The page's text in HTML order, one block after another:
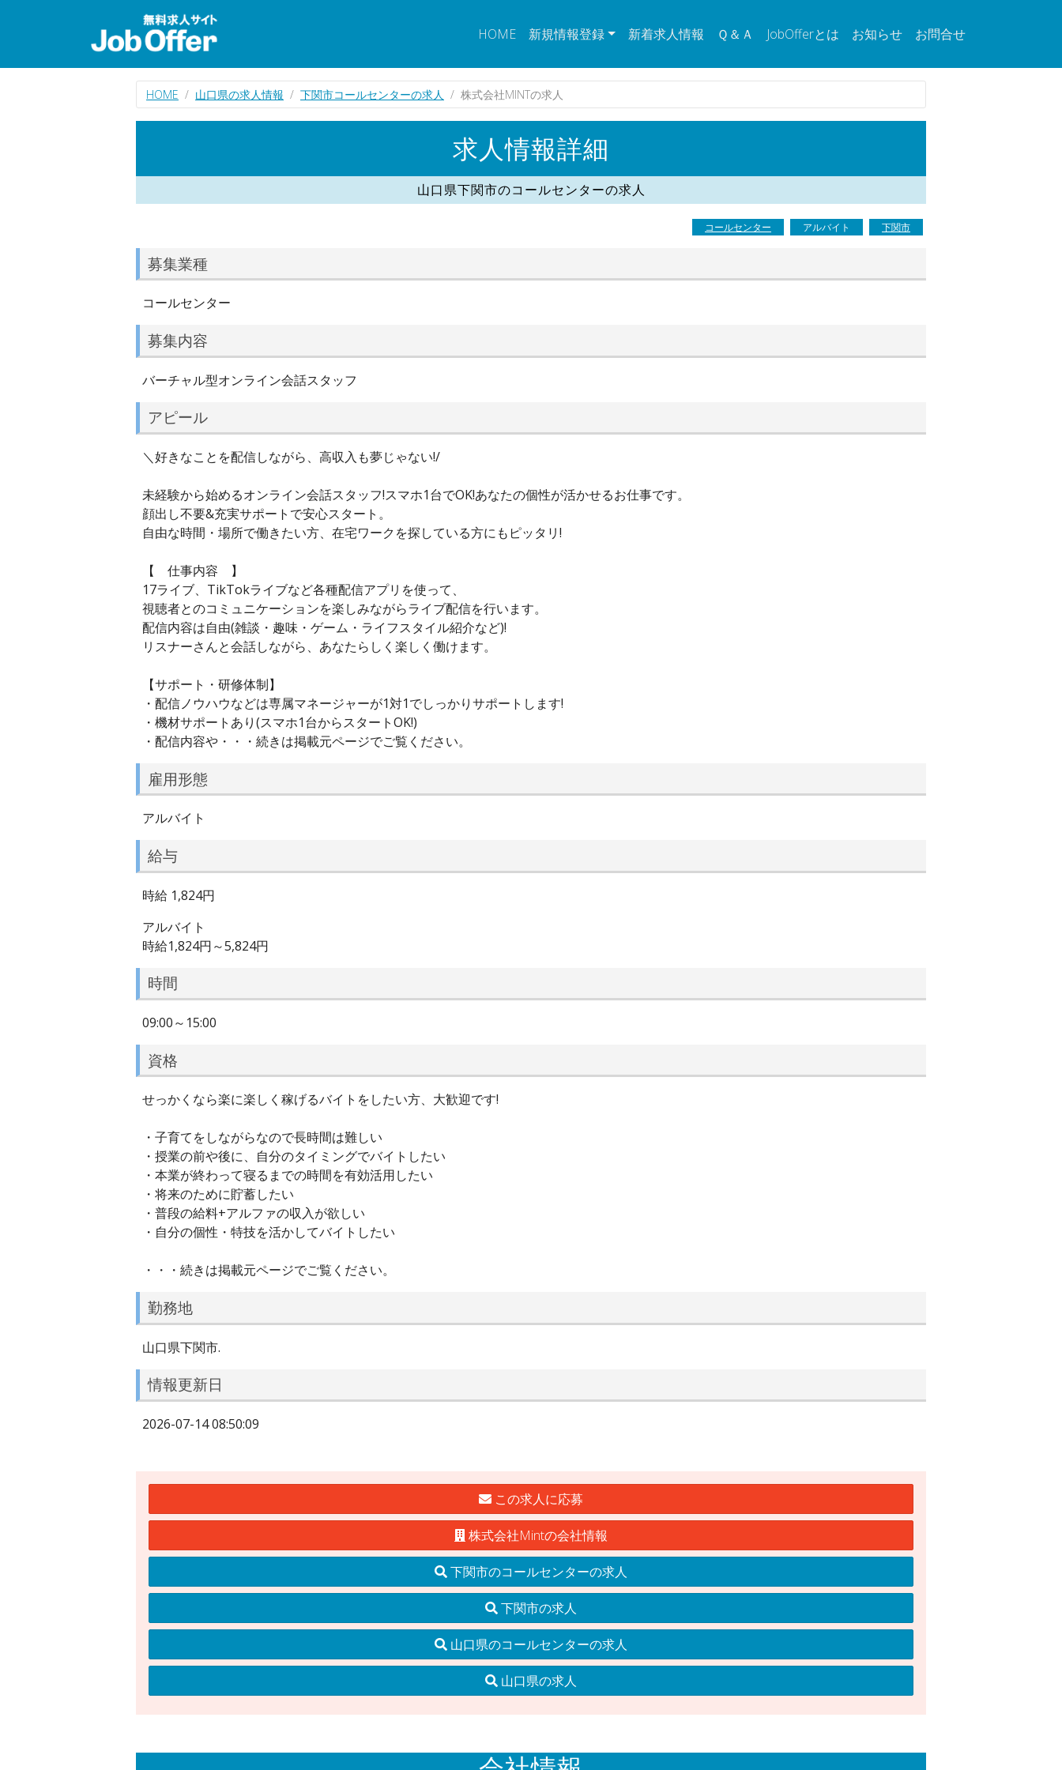
HOME 新規情報登録 新着求人情報 Ｑ＆Ａ JobOfferとは お知らせ お問合せ
HOME 山口県の求人情報 下関市コールセンターの求人 株式会社MINTの求人
求人情報詳細
山口県下関市のコールセンターの求人
コールセンター アルバイト 下関市
募集業種
コールセンター
募集内容
バーチャル型オンライン会話スタッフ
アピール
＼好きなことを配信しながら、高収入も夢じゃない!/
未経験から始めるオンライン会話スタッフ!スマホ1台でOK!あなたの個性が活かせるお仕事です。
顔出し不要&充実サポートで安心スタート。
自由な時間・場所で働きたい方、在宅ワークを探している方にもピッタリ!
【 仕事内容 】
17ライブ、TikTokライブなど各種配信アプリを使って、
視聴者とのコミュニケーションを楽しみながらライブ配信を行います。
配信内容は自由(雑談・趣味・ゲーム・ライフスタイル紹介など)!
リスナーさんと会話しながら、あなたらしく楽しく働けます。
【サポート・研修体制】
・配信ノウハウなどは専属マネージャーが1対1でしっかりサポートします!
・機材サポートあり(スマホ1台からスタートOK!)
・配信内容や・・・続きは掲載元ページでご覧ください。
雇用形態
アルバイト
給与
時給 1,824円
アルバイト
時給1,824円～5,824円
時間
09:00～15:00
資格
せっかくなら楽に楽しく稼げるバイトをしたい方、大歓迎です!
・子育てをしながらなので長時間は難しい
・授業の前や後に、自分のタイミングでバイトしたい
・本業が終わって寝るまでの時間を有効活用したい
・将来のために貯蓄したい
・普段の給料+アルファの収入が欲しい
・自分の個性・特技を活かしてバイトしたい
・・・続きは掲載元ページでご覧ください。
勤務地
山口県下関市.
情報更新日
2026-07-14 08:50:09
この求人に応募
株式会社Mintの会社情報
下関市のコールセンターの求人
下関市の求人
山口県のコールセンターの求人
山口県の求人